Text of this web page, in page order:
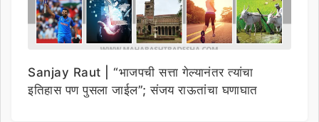
Sanjay Raut | “भाजपची सत्ता गेल्यानंतर त्यांचा
इतिहास पण पुसला जाईल”; संजय राऊतांचा घणाघात